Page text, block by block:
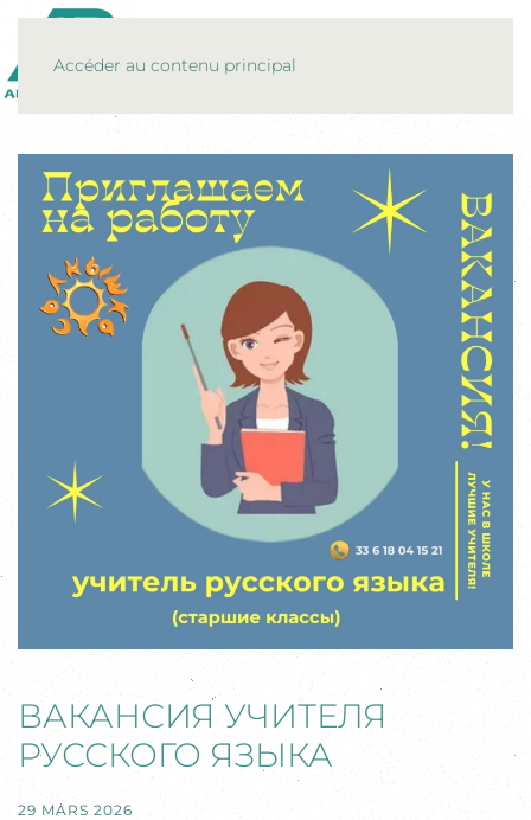
Accéder au contenu principal
ВАКАНСИЯ УЧИТЕЛЯ
РУССКОГО ЯЗЫКА
29 MARS 2026